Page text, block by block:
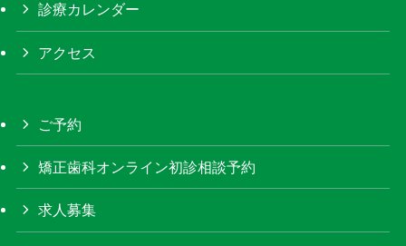
診療カレンダー
アクセス
ご予約
矯正歯科オンライン初診相談予約
求人募集